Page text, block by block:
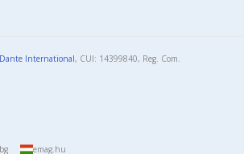
Dante International, CUI: 14399840, Reg. Com.
emag.hu